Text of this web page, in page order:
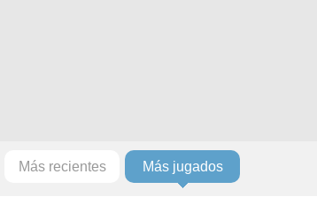
Más recientes Más jugados